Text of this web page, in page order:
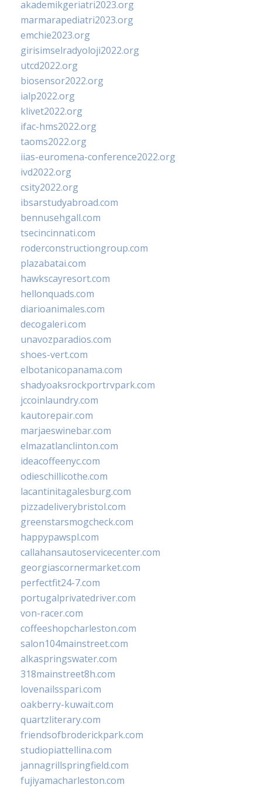
akademikgeriatri2023.org
marmarapediatri2023.org
emchie2023.org
girisimselradyoloji2022.org
utcd2022.org
biosensor2022.org
ialp2022.org
klivet2022.org
ifac-hms2022.org
taoms2022.org
iias-euromena-conference2022.org
ivd2022.org
csity2022.org
ibsarstudyabroad.com
bennusehgall.com
tsecincinnati.com
roderconstructiongroup.com
plazabatai.com
hawkscayresort.com
hellonquads.com
diarioanimales.com
decogaleri.com
unavozparadios.com
shoes-vert.com
elbotanicopanama.com
shadyoaksrockportrvpark.com
jccoinlaundry.com
kautorepair.com
marjaeswinebar.com
elmazatlanclinton.com
ideacoffeenyc.com
odieschillicothe.com
lacantinitagalesburg.com
pizzadeliverybristol.com
greenstarsmogcheck.com
happypawspl.com
callahansautoservicecenter.com
georgiascornermarket.com
perfectfit24-7.com
portugalprivatedriver.com
von-racer.com
coffeeshopcharleston.com
salon104mainstreet.com
alkaspringswater.com
318mainstreet8h.com
lovenailsspari.com
oakberry-kuwait.com
quartzliterary.com
friendsofbroderickpark.com
studiopiattellina.com
jannagrillspringfield.com
fujiyamacharleston.com